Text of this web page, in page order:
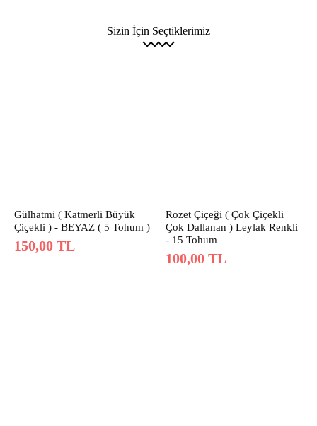
Sizin İçin Seçtiklerimiz
Gülhatmi ( Katmerli Büyük
Çiçekli ) - BEYAZ ( 5 Tohum )
150,00 TL
Rozet Çiçeği ( Çok Çiçekli
Çok Dallanan ) Leylak Renkli
- 15 Tohum
100,00 TL